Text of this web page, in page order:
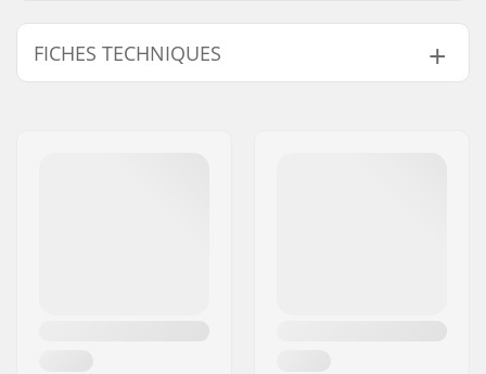
FICHES TECHNIQUES